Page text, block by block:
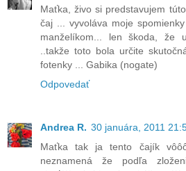
Maťka, živo si predstavujem
čaj ... vyvoláva moje
manželíkom... len škoda, že
..takže toto bola určite
fotenky ... Gabika (nogate)
Odpovedať
Andrea R. 30 januára, 2011
Maťka tak ja tento čajík
neznamená že podľa